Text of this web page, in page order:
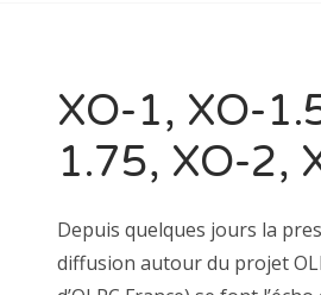
XO-1, XO-
1.75, XO-2,
Depuis quelques jours la
diffusion autour du projet